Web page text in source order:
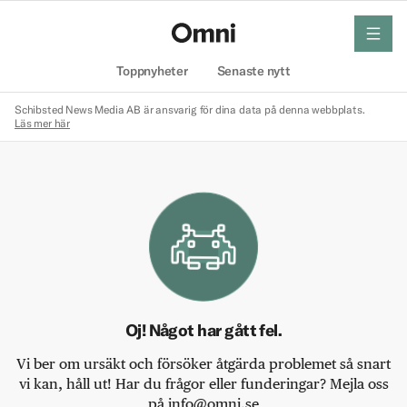
Toppnyheter Senaste nytt
meny
Schibsted News Media AB är ansvarig för dina data på denna webbplats.
Läs mer här
Oj! Något har gått fel.
Vi ber om ursäkt och försöker åtgärda problemet så snart
vi kan, håll ut! Har du frågor eller funderingar? Mejla oss